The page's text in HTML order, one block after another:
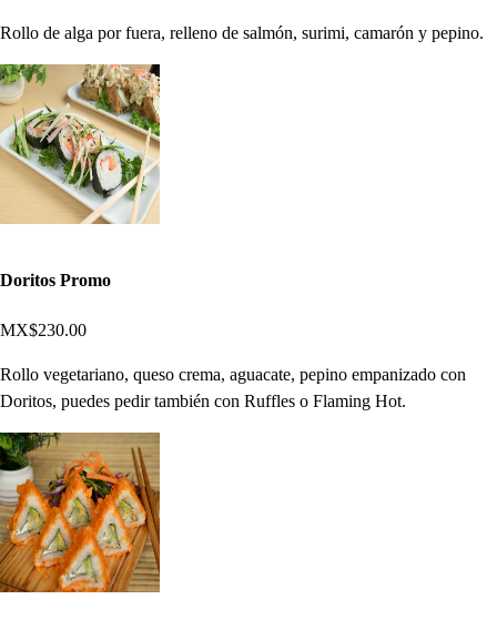
Rollo de alga por fuera, relleno de salmón, surimi, camarón y pepino.
Doritos Promo
MX$230.00
Rollo vegetariano, queso crema, aguacate, pepino empanizado con
Doritos, puedes pedir también con Ruffles o Flaming Hot.